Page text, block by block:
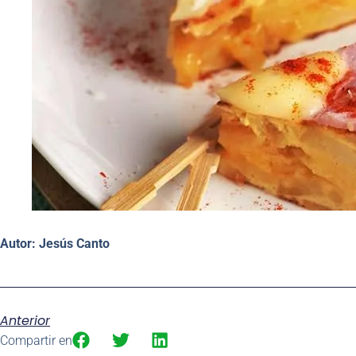
Autor: Jesús Canto
Anterior
Compartir en